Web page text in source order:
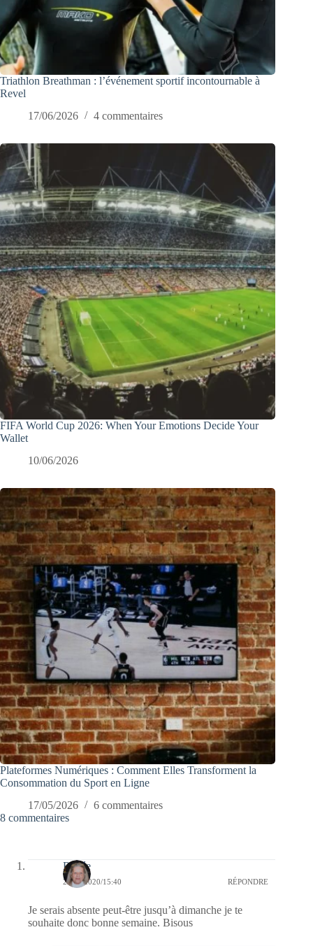
Triathlon Breathman : l’événement sportif incontournable à
Revel
17/06/2026
4 commentaires
FIFA World Cup 2026: When Your Emotions Decide Your
Wallet
10/06/2026
Plateformes Numériques : Comment Elles Transforment la
Consommation du Sport en Ligne
17/05/2026
6 commentaires
8 commentaires
Renée
29/06/2020/15:40 RÉPONDRE
Je serais absente peut-être jusqu’à dimanche je te
souhaite donc bonne semaine. Bisous